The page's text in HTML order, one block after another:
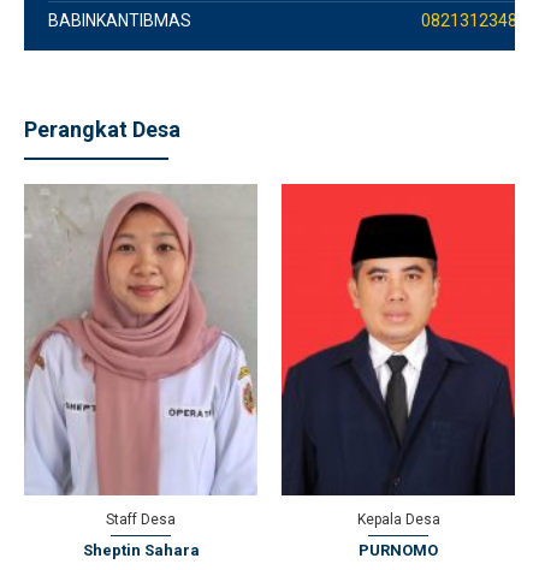
BABINKANTIBMAS
082131234886
Perangkat Desa
Staff Desa
Sheptin Sahara
Kepala Desa
PURNOMO